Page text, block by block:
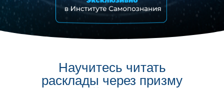
Научитесь читать
расклады через призму